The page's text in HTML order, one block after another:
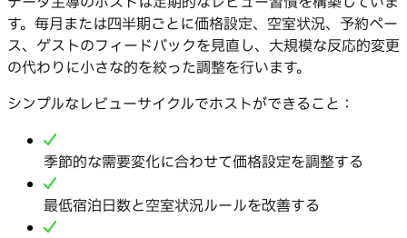
す。毎月または四半期ごとに価格設定、空室状況、予約ペー
ス、ゲストのフィードバックを見直し、大規模な反応的変更
の代わりに小さな的を絞った調整を行います。
シンプルなレビューサイクルでホストができること：
季節的な需要変化に合わせて価格設定を調整する
最低宿泊日数と空室状況ルールを改善する